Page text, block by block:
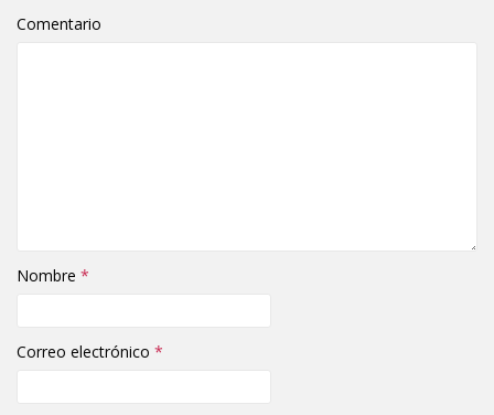
Comentario
Nombre *
Correo electrónico *